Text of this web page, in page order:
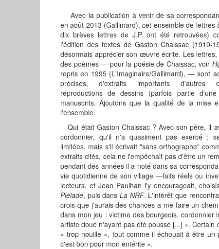
Avec la publication à venir de sa
en août 2013 (Gallimard), cet ensemble de lettres
dix brèves lettres de J.P. ont été retrouvées)
l'édition des textes de Gaston Chaissac (1910-
désormais apprécier son œuvre écrite. Les
des poèmes — pour la poésie de Chaissac, voir
repris en 1995 (L'Imaginaire/Gallimard), — sont
précises, d'extraits importants d'autres
reproductions de dessins (parfois partie
manuscrits. Ajoutons que la qualité de la mise
l'ensemble.
Qui était Gaston Chaissac ? Avec son père, il
cordonnier, qu'il n'a quasiment pas exercé ;
limitées, mais s'il écrivait "sans orthographe"
extraits cités, cela ne l'empêchait pas d'être un
pendant des années il a noté dans sa
vie quotidienne de son village —faits réels ou
lecteurs, et Jean Paulhan l'y encourageait,
Pléiade, puis dans La NRF. L'intérêt que
crois que j'aurais des chances a me faire un
dans mon jeu : victime des bourgeois,
artiste doué n'ayant pas été poussé [...] ».
« trop nouille », tout comme il échouait à être
c'est bon pour mon entérite ».